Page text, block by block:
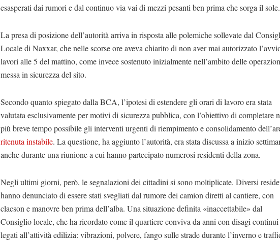
esasperati dai rumori e dal continuo via vai di mezzi pesanti ben prima che sorga il sole.
La presa di posizione dell’autorità arriva in risposta alle polemiche sollevate dal
Locale di Naxxar, che nelle scorse ore aveva chiarito di non aver mai autorizzato
lavori alle 5 del mattino, come invece sostenuto inizialmente nell’ambito delle
messa in sicurezza del sito.
Secondo quanto spiegato dalla BCA, l’ipotesi di estendere gli orari di lavoro era stata
valutata esclusivamente per motivi di sicurezza pubblica, con l’obiettivo di completare
più breve tempo possibile gli interventi urgenti di riempimento e consolidamento
ritenuta instabile. La questione, ha aggiunto l’autorità, era stata discussa a inizio
anche durante una riunione a cui hanno partecipato numerosi residenti della zona.
Negli ultimi giorni, però, le segnalazioni dei cittadini si sono moltiplicate. Diversi
hanno denunciato di essere stati svegliati dal rumore dei camion diretti al cantiere, con
clacson e manovre ben prima dell’alba. Una situazione definita «inaccettabile» dal
Consiglio locale, che ha ricordato come il quartiere conviva da anni con disagi continui
legati all’attività edilizia: vibrazioni, polvere, fango sulle strade durante l’inverno e